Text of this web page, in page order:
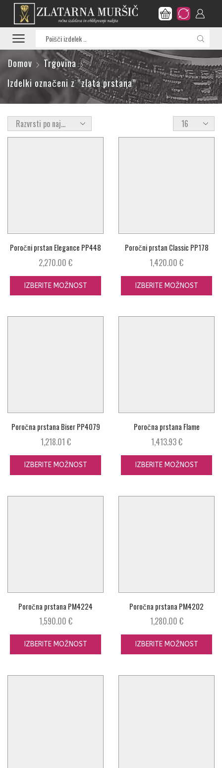
input
Domov
Trgovina
Izdelki označeni z “zlata prstana”
Products
per
Poročni prstan Elegance PP448
2,270.00 €
IZBERITE MOŽNOST
Poročni prstan Classic PP178
1,420.00 €
IZBERITE MOŽNOST
Poročna prstana Biser PP4079
1,218.01 €
IZBERITE MOŽNOST
Poročna prstana Flame
1,413.93€
IZBERITE MOŽNOST
Poročna prstana PM4224
1,590.00 €
IZBERITE MOŽNOST
Poročna prstana PM4202
1,280.00 €
IZBERITE MOŽNOST